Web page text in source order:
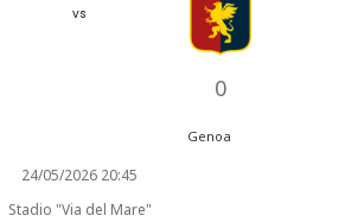
vs
0
Genoa
24/05/2026 20:45
Stadio "Via del Mare"